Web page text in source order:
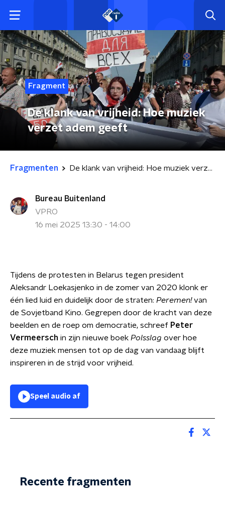
Fragment
De klank van vrijheid: Hoe muziek
verzet adem geeft
Fragmenten De klank van vrijheid: Hoe muziek verzet adem geeft
Bureau Buitenland
VPRO
16 mei 2025 13:30 - 14:00
Tijdens de protesten in Belarus tegen president
Aleksandr Loekasjenko in de zomer van 2020 klonk er
één lied luid en duidelijk door de straten: Peremen!van
de Sovjetband Kino. Gegrepen door de kracht van deze
beelden en de roep om democratie, schreef Peter
Vermeersch in zijn nieuwe boek Polsslag over hoe
deze muziek mensen tot op de dag van vandaag blijft
inspireren in de strijd voor vrijheid.
Speel audio af
Recente fragmenten